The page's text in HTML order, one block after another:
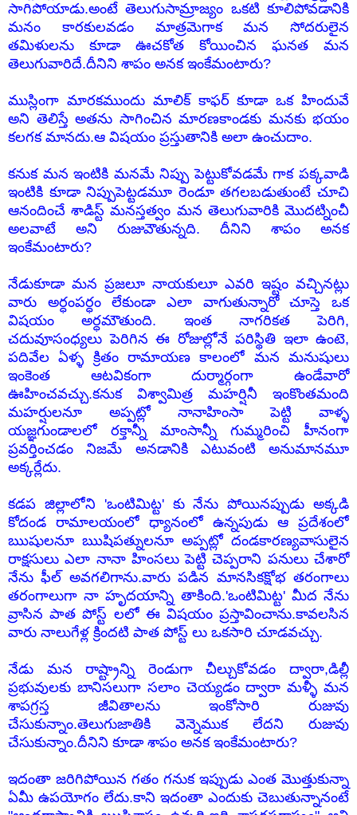
సాగిపోయాడు.అంటే తెలుగుసామ్రాజ్యం ఒకటి కూలిపోవడానికి
మనం కారకులవడం మాత్రమెగాక మన సోదరులైన
తమిళులను కూడా ఊచకోత కోయించిన ఘనత మన
తెలుగువారిదే.దీనిని శాపం అనక ఇంకేమంటారు?
ముస్లింగా మారకముందు మాలిక్ కాఫర్ కూడా ఒక హిందువే
అని తెలిస్తే అతను సాగించిన మారణకాండకు మనకు భయం
కలగక మానదు.ఆ విషయం ప్రస్తుతానికి అలా ఉంచుదాం.
కనుక మన ఇంటికి మనమే నిప్పు పెట్టుకోవడమే గాక పక్కవాడి
ఇంటికి కూడా నిప్పుపెట్టడమూ రెండూ తగలబడుతుంటే చూచి
ఆనందించే శాడిస్ట్ మనస్తత్వం మన తెలుగువారికి మొదట్నించీ
అలవాటే అని రుజువౌతున్నది. దీనిని శాపం అనక
ఇంకేమంటారు?
నేడుకూడా మన ప్రజలూ నాయకులూ ఎవరి ఇష్టం వచ్చినట్లు
వారు అర్ధంపర్ధం లేకుండా ఎలా వాగుతున్నారో చూస్తె ఒక
విషయం అర్ధమౌతుంది. ఇంత నాగరికత పెరిగి,
చదువూసంధ్యలు పెరిగిన ఈ రోజుల్లోనే పరిస్థితి ఇలా ఉంటె,
పదివేల ఏళ్ళ క్రితం రామాయణ కాలంలో మన మనుషులు
ఇంకెంత ఆటవికంగా దుర్మార్గంగా ఉండేవారో
ఊహించవచ్చు.కనుక విశ్వామిత్ర మహర్షినీ ఇంకొంతమంది
మహర్షులనూ అప్పట్లో నానాహింసా పెట్టి వాళ్ళ
యజ్ఞగుండాలలో రక్తాన్నీ మాంసాన్నీ గుమ్మరించి హీనంగా
ప్రవర్తించడం నిజమే అనడానికి ఎటువంటి అనుమానమూ
అక్కర్లేదు.
కడప జిల్లాలోని 'ఒంటిమిట్ట' కు నేను పోయినప్పుడు అక్కడి
కోదండ రామాలయంలో ధ్యానంలో ఉన్నపుడు ఆ ప్రదేశంలో
ఋషులనూ ఋషిపత్నులనూ అప్పట్లో దండకారణ్యవాసులైన
రాక్షసులు ఎలా నానా హింసలు పెట్టి చెప్పరాని పనులు చేశారో
నేను ఫీల్ అవగలిగాను.వారు పడిన మానసికక్షోభ తరంగాలు
తరంగాలుగా నా హృదయాన్ని తాకింది.'ఒంటిమిట్ట' మీద నేను
వ్రాసిన పాత పోస్ట్ లలో ఈ విషయం ప్రస్తావించాను.కావలసిన
వారు నాలుగేళ్ల క్రిందటి పాత పోస్ట్ లు ఒకసారి చూడవచ్చు.
నేడు మన రాష్ట్రాన్ని రెండుగా చీల్చుకోవడం ద్వారా,డిల్లీ
ప్రభువులకు బానిసలుగా సలాం చెయ్యడం ద్వారా మళ్ళీ మన
శాపగ్రస్త జీవితాలను ఇంకోసారి రుజువు
చేసుకున్నాం.తెలుగుజాతికి వెన్నెముక లేదని రుజువు
చేసుకున్నాం.దీనిని కూడా శాపం అనక ఇంకేమంటారు?
ఇదంతా జరిగిపోయిన గతం గనుక ఇప్పుడు ఎంత మొత్తుకున్నా
ఏమీ ఉపయోగం లేదు.కాని ఇదంతా ఎందుకు చెబుతున్నానంటే